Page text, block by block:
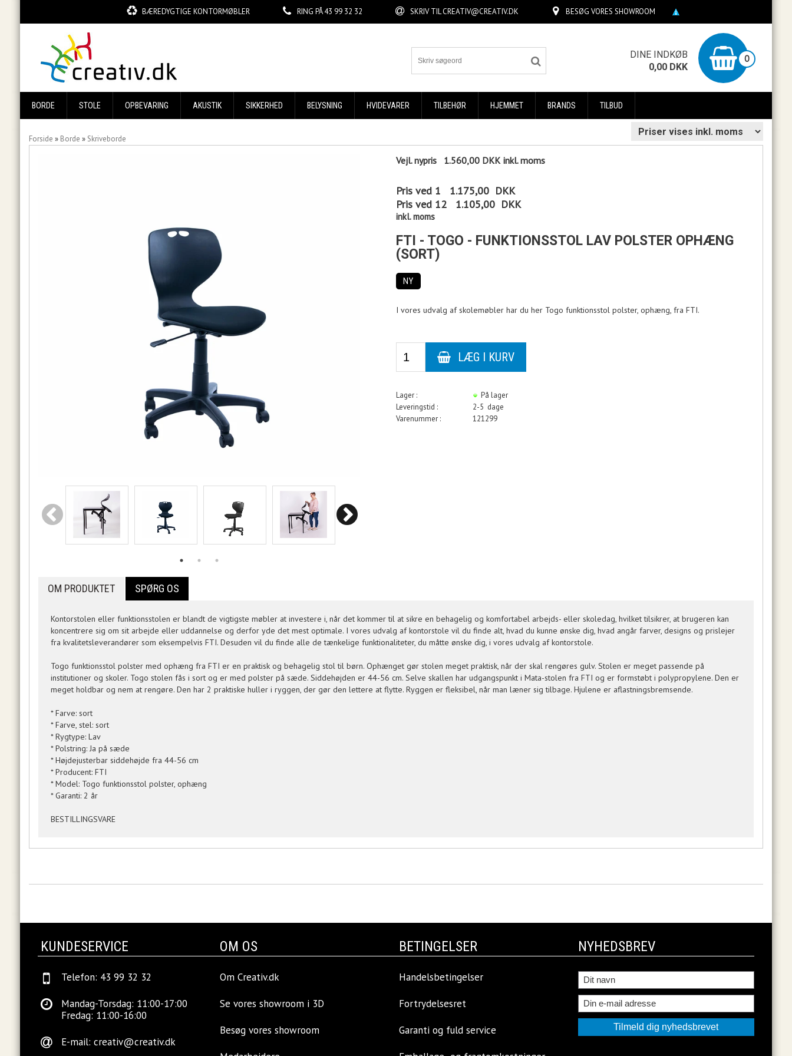
BÆREDYGTIGE KONTORMØBLER RING PÅ43 99 32 32 SKRIV TILCREATIV@CREATIV.DK BESØG VORES SHOWROOM
DINE INDKØB 0
0,00 DKK
BORDE STOLE OPBEVARING AKUSTIK SIKKERHED BELYSNING HVIDEVARER TILBEHØR HJEMMET BRANDS TILBUD
Forside » Borde » Skriveborde
Vejl. nypris 1.560,00 DKK inkl. moms
Pris ved 1 1.175,00 DKK
Pris ved 12
1.105,00 DKK
inkl. moms
FTI - TOGO - FUNKTIONSSTOL LAV POLSTER OPHÆNG
(SORT)
NY
I vores udvalg af skolemøbler har du her Togo funktionsstol polster, ophæng, fra FTI.
Lager :
På lager
Leveringstid :
2-5 dage
Varenummer :
121299
OM PRODUKTET SPØRG OS
Kontorstolen eller funktionsstolen er blandt de vigtigste møbler at investere i, når det kommer til at sikre en behagelig og komfortabel arbejds- eller skoledag, hvilket tilsikrer, at brugeren kan
koncentrere sig om sit arbejde eller uddannelse og derfor yde det mest optimale. I vores udvalg af kontorstole vil du finde alt, hvad du kunne ønske dig, hvad angår farver, designs og prislejer
fra kvalitetsleverandører som eksempelvis FTI. Desuden vil du finde alle de tænkelige funktionaliteter, du måtte ønske dig, i vores udvalg af kontorstole.
Togo funktionsstol polster med ophæng fra FTI er en praktisk og behagelig stol til børn. Ophænget gør stolen meget praktisk, når der skal rengøres gulv. Stolen er meget passende på
institutioner og skoler. Togo stolen fås i sort og er med polster på sæde. Siddehøjden er 44-56 cm. Selve skallen har udgangspunkt i Mata-stolen fra FTI og er formstøbt i polypropylene. Den er
meget holdbar og nem at rengøre. Den har 2 praktiske huller i ryggen, der gør den lettere at flytte. Ryggen er fleksibel, når man læner sig tilbage. Hjulene er aflastningsbremsende.
* Farve: sort
* Farve, stel: sort
* Rygtype: Lav
* Polstring: Ja på sæde
* Højdejusterbar siddehøjde fra 44-56 cm
* Producent: FTI
* Model: Togo funktionsstol polster, ophæng
* Garanti: 2 år
BESTILLINGSVARE
KUNDESERVICE
Telefon: 43 99 32 32
Mandag-Torsdag: 11:00-17:00
Fredag: 11:00-16:00
E-mail: creativ@creativ.dk
OM OS
Om Creativ.dk
Se vores showroom i 3D
Besøg vores showroom
BETINGELSER
Handelsbetingelser
Fortrydelsesret
Garanti og fuld service
NYHEDSBREV